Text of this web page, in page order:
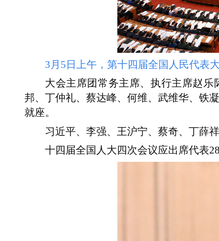
3月5日上午，第十四届全国人民代表
大会主席团常务主席、执行主席赵
邦、丁仲礼、蔡达峰、何维、武维华、铁
就座。
习近平、李强、王沪宁、蔡奇、丁薛
十四届全国人大四次会议应出席代表